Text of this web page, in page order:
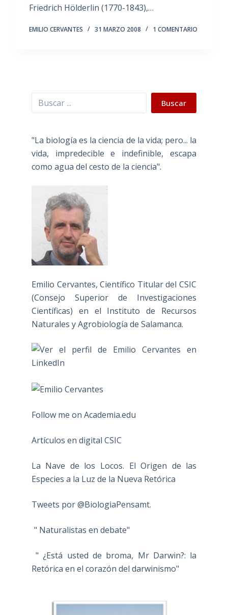
Friedrich Hölderlin (1770-1843),…
EMILIO CERVANTES 31 MARZO 2008 1 COMENTARIO
Buscar Buscar
"La biología es la ciencia de la vida; pero... la
vida, impredecible e indefinible, escapa
como agua del cesto de la ciencia".
Emilio Cervantes, Científico Titular del CSIC
(Consejo Superior de Investigaciones
Científicas) en el Instituto de Recursos
Naturales y Agrobiología de Salamanca.
Follow me on Academia.edu
Artículos en digital CSIC
La Nave de los Locos. El Origen de las
Especies a la Luz de la Nueva Retórica
Tweets por @BiologiaPensamt.
" Naturalistas en debate"
" ¿Está usted de broma, Mr Darwin?: la
Retórica en el corazón del darwinismo"